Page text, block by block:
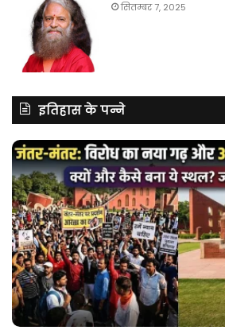
सितम्बर 7, 2025
इतिहास के पन्ने